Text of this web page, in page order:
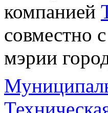
компанией
совместно
мэрии